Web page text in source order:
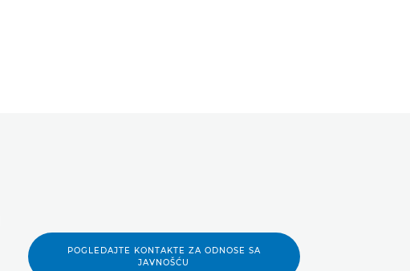
POGLEDAJTE KONTAKTE ZA ODNOSE SA
JAVNOŠĆU